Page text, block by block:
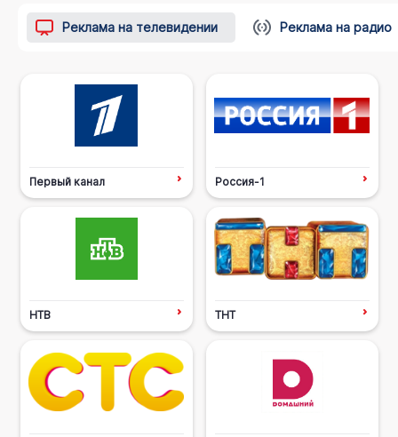
Реклама на телевидении Реклама на радио
Первый канал Россия-1
НТВ ТНТ